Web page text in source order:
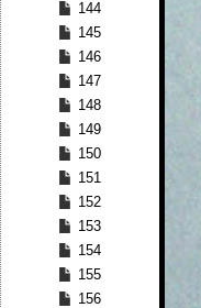
144
145
146
147
148
149
150
151
152
153
154
155
156